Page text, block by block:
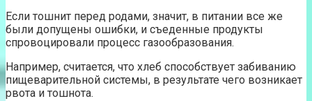
Если тошнит перед родами, значит, в питании все же
были допущены ошибки, и съеденные продукты
спровоцировали процесс газообразования.
Например, считается, что хлеб способствует забиванию
пищеварительной системы, в результате чего возникает
рвота и тошнота.